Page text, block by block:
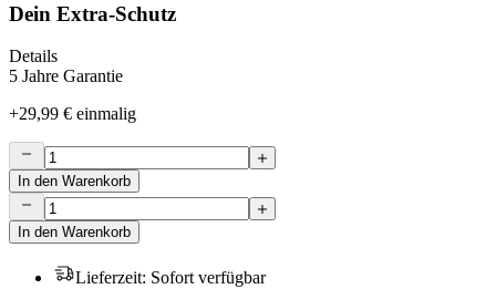
Dein Extra-Schutz
Details
5 Jahre Garantie
+29,99 € einmalig
In den Warenkorb
In den Warenkorb
Lieferzeit: Sofort verfügbar